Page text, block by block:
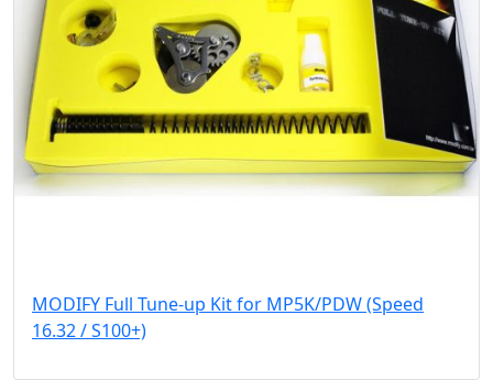
MODIFY Full Tune-up Kit for MP5K/PDW (Speed
16.32 / S100+)